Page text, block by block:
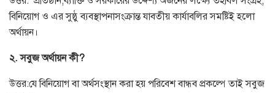
বিনিয়োগ ও এর সুষ্ঠু ব্যবস্থাপনাসংক্রান্ত যাবতীয় কার্যাবলির সমষ্টিই হলো
অর্থায়ন।
২. সবুজ অর্থায়ন কী?
উত্তর:যে বিনিয়োগ বা অর্থসংস্থান করা হয় পরিবেশ বান্ধব প্রকল্পে তাই সবুজ